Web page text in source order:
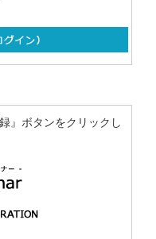
』ボタンをクリックし